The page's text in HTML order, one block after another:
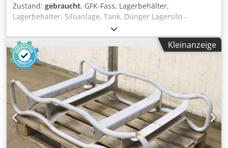
Zustand: gebraucht, GFK-Fass, Lagerbehälter,
Lagerbehälter, Siloanlage, Tank, Dünger Lagersilo -
Material: GFK -Vorratssilo: 750 Liter -auf: Standfuß -
Mannloch -Abmessungen: 1650/920/H900 mm -Gewicht:
130 kg Dedpfocnf E Hox Ah Teck
Kleinanzeige